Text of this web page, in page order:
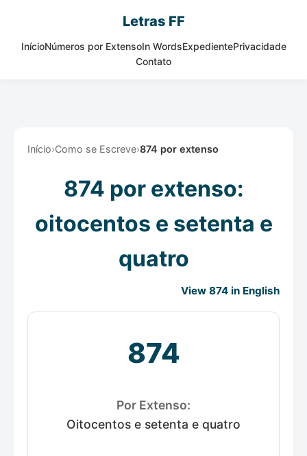
Letras FF
InícioNúmeros por ExtensoIn WordsExpedientePrivacidade
Contato
Início›Como se Escreve›874 por extenso
874 por extenso:
oitocentos e setenta e
quatro
View 874 in English
874
Por Extenso:
Oitocentos e setenta e quatro